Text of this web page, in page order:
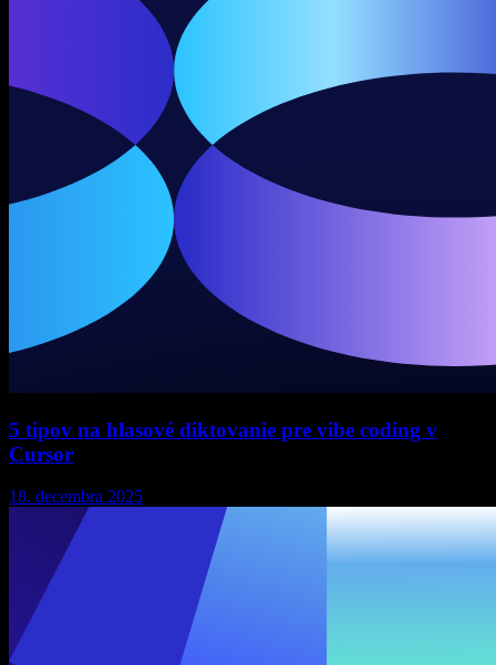
5 tipov na hlasové diktovanie pre vibe coding v
Cursor
18. decembra 2025